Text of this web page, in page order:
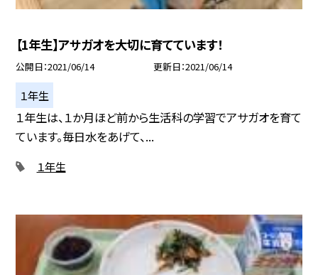
【1年生】アサガオを大切に育てています！
公開日 2021/06/14 更新日 2021/06/14
１年生
１年生は、１か月ほど前から生活科の学習でアサガオを育て
ています。毎日水をあげて、...
１年生